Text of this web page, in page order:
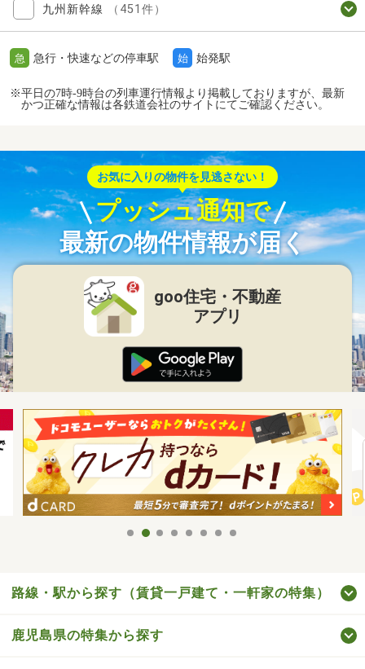
九州新幹線 （451件）
急 急行・快速などの停車駅 始 始発駅
※平日の7時-9時台の列車運行情報より掲載しておりますが、最新
かつ正確な情報は各鉄道会社のサイトにてご確認ください。
お気に入りの物件を見逃さない！
プッシュ通知で
最新の物件情報が届く
goo住宅・不動産
アプリ
路線・駅から探す（賃貸一戸建て・一軒家の特集）
鹿児島県の特集から探す